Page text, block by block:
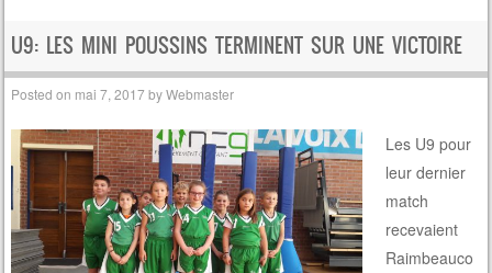
U9: LES MINI POUSSINS TERMINENT SUR UNE VICTOIRE
Posted on mai 7, 2017byWebmaster
Les U9 pour
leur dernier
match
recevaient
Raimbeauco